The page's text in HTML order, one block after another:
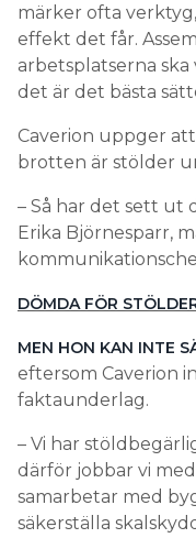
märker ofta
effekt det får.
arbetsplatserna ska
det är det bästa
Caverion uppger att
brotten är stölder
– Så har det sett ut
Erika Björnesparr,
DÖMDA FÖR
MEN HON KAN INTE
eftersom Caverion
faktaunderlag.
– Vi har
därför jobbar vi
samarbetar med
säkerställa